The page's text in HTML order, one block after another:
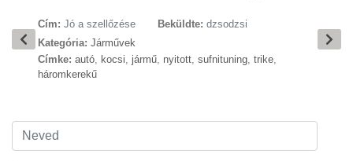
Cím: Jó a szellőzése Beküldte: dzsodzsi
Kategória: Járművek
Címke: autó, kocsi, jármű, nyitott, sufnituning, trike,
háromkerekű